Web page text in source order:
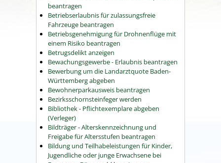
beantragen
Betriebserlaubnis für zulassungsfreie
Fahrzeuge beantragen
Betriebsgenehmigung für Drohnenflüge mit
einem Risiko beantragen
Betrugsdelikt anzeigen
Bewachungsgewerbe - Erlaubnis beantragen
Bewerbung um die Landarztquote Baden-
Württemberg abgeben
Bewohnerparkausweis beantragen
Bezirksschornsteinfeger werden
Bibliothek - Pflichtexemplare abgeben
(Verleger)
Bildträger - Alterskennzeichnung und
Freigabe für Altersstufen beantragen
Bildung und Teilhabeleistungen für Kinder,
Jugendliche oder junge Erwachsene bei